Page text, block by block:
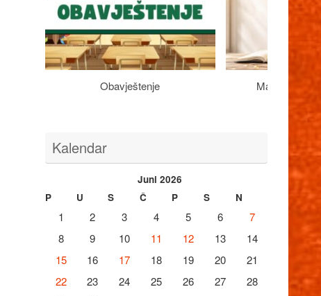
Obavještenje Maturantima
Kalendar
Juni 2026
P
U S Č P S N
1 2 3 4 5 6
7
8
9 10 11 12 13
14
15
16 17 18 19 20
21
22
23 24 25 26 27
28